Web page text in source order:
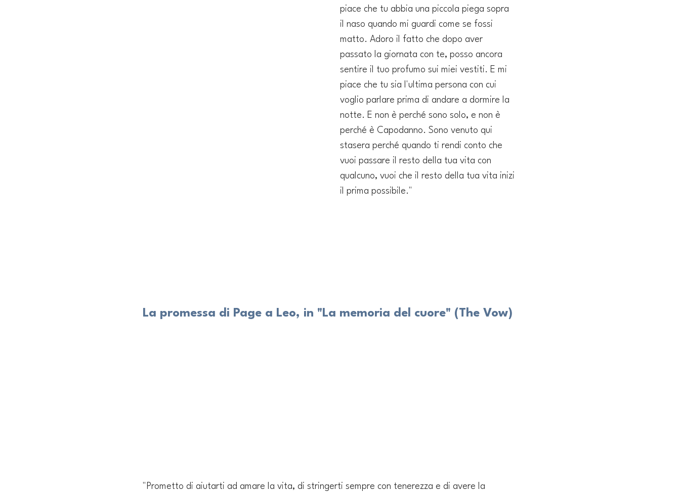
piace che tu abbia una piccola piega sopra
il naso quando mi guardi come se fossi
matto. Adoro il fatto che dopo aver
passato la giornata con te, posso ancora
sentire il tuo profumo sui miei vestiti. E mi
piace che tu sia l'ultima persona con cui
voglio parlare prima di andare a dormire la
notte. E non è perché sono solo, e non è
perché è Capodanno. Sono venuto qui
stasera perché quando ti rendi conto che
vuoi passare il resto della tua vita con
qualcuno, vuoi che il resto della tua vita inizi
il prima possibile."
La promessa di Page a Leo, in "La memoria del cuore" (The Vow)
"Prometto di aiutarti ad amare la vita, di stringerti sempre con tenerezza e di avere la